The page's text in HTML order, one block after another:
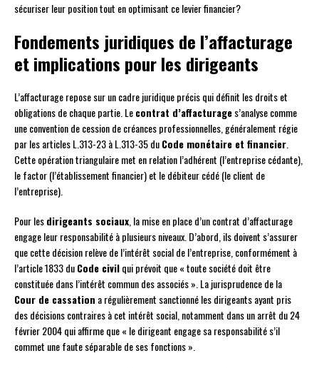
sécuriser leur position tout en optimisant ce levier financier?
Fondements juridiques de l’affacturage
et implications pour les dirigeants
L’affacturage repose sur un cadre juridique précis qui définit les droits et
obligations de chaque partie. Lecontrat d’affacturages’analyse comme
une convention de cession de créances professionnelles, généralement régie
par les articles L.313-23 à L.313-35 duCode monétaire et financier.
Cette opération triangulaire met en relation l’adhérent (l’entreprise cédante),
le factor (l’établissement financier) et le débiteur cédé (le client de
l’entreprise).
Pour lesdirigeants sociaux, la mise en place d’un contrat d’affacturage
engage leur responsabilité à plusieurs niveaux. D’abord, ils doivent s’assurer
que cette décision relève de l’intérêt social de l’entreprise, conformément à
l’article 1833 duCode civilqui prévoit que « toute société doit être
constituée dans l’intérêt commun des associés ». La jurisprudence de la
Cour de cassation a régulièrement sanctionné les dirigeants ayant pris
des décisions contraires à cet intérêt social, notamment dans un arrêt du 24
février 2004 qui affirme que « le dirigeant engage sa responsabilité s’il
commet une faute séparable de ses fonctions ».